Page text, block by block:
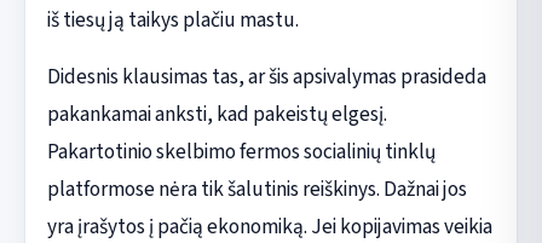
iš tiesų ją taikys plačiu mastu.
Didesnis klausimas tas, ar šis apsivalymas prasideda
pakankamai anksti, kad pakeistų elgesį.
Pakartotinio skelbimo fermos socialinių tinklų
platformose nėra tik šalutinis reiškinys. Dažnai jos
yra įrašytos į pačią ekonomiką. Jei kopijavimas veikia